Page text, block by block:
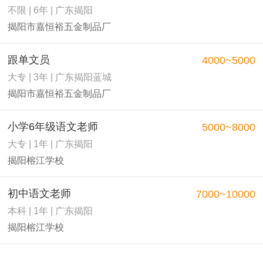
不限 | 6年 | 广东揭阳
揭阳市嘉恒裕五金制品厂
跟单文员
大专 | 3年 | 广东揭阳蓝城
揭阳市嘉恒裕五金制品厂
4000~5000
小学6年级语文老师
大专 | 1年 | 广东揭阳
揭阳榕江学校
5000~8000
初中语文老师
本科 | 1年 | 广东揭阳
揭阳榕江学校
7000~10000